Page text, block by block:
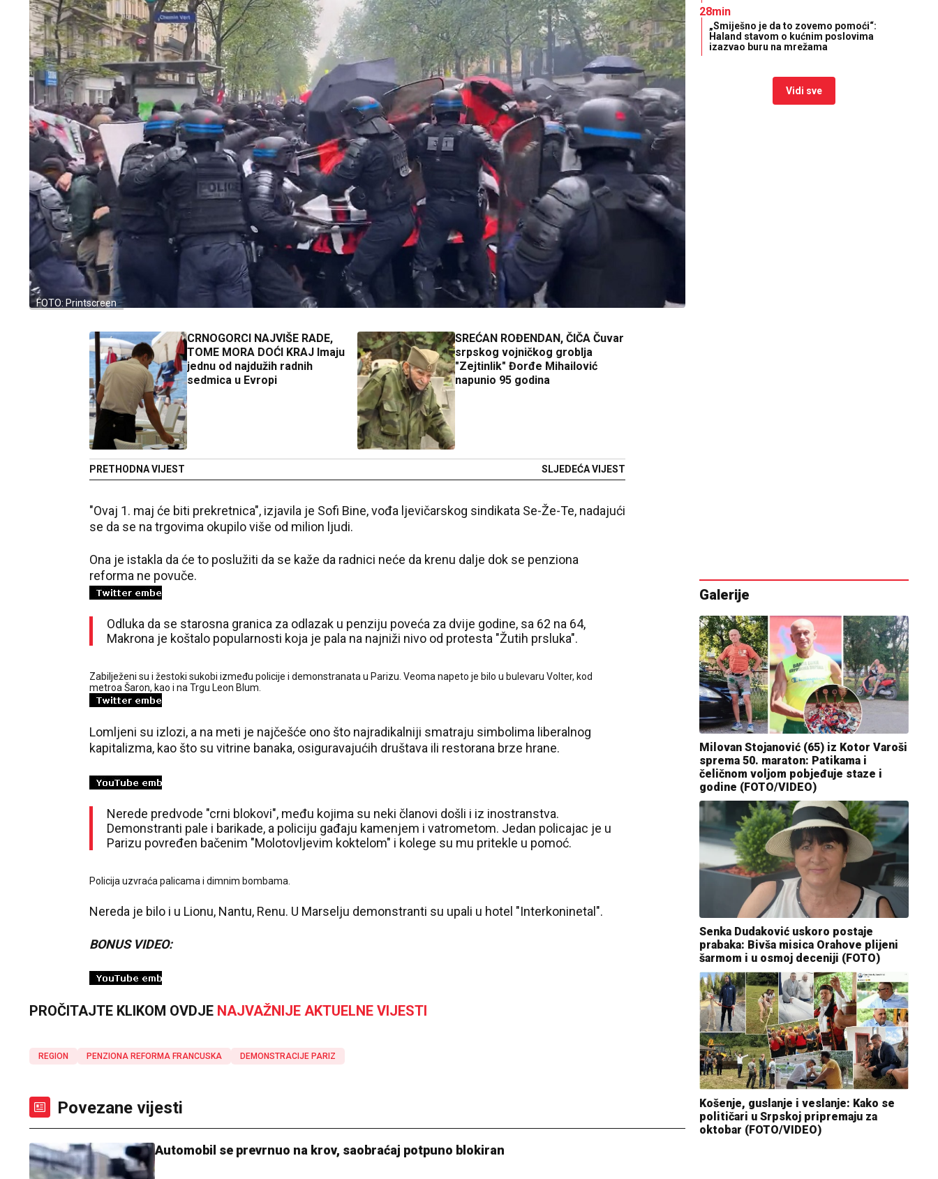
FOTO: Printscreen
CRNOGORCI NAJVIŠE RADE,
TOME MORA DOĆI KRAJ Imaju
jednu od najdužih radnih
sedmica u Evropi
PRETHODNA VIJEST
SREĆAN ROĐENDAN, ČIČA Čuvar
srpskog vojničkog groblja
"Zejtinlik" Đorđe Mihailović
napunio 95 godina
SLJEDEĆA VIJEST
"Ovaj 1. maj će biti prekretnica", izjavila je Sofi Bine, vođa ljevičarskog sindikata Se-Že-Te, nadajući
se da se na trgovima okupilo više od milion ljudi.
Ona je istakla da će to poslužiti da se kaže da radnici neće da krenu dalje dok se penziona
reforma ne povuče.
Odluka da se starosna granica za odlazak u penziju poveća za dvije godine, sa 62 na 64,
Makrona je koštalo popularnosti koja je pala na najniži nivo od protesta "Žutih prsluka".
Zabilježeni su i žestoki sukobi između policije i demonstranata u Parizu. Veoma napeto je bilo u bulevaru Volter, kod
metroa Šaron, kao i na Trgu Leon Blum.
Lomljeni su izlozi, a na meti je najčešće ono što najradikalniji smatraju simbolima liberalnog
kapitalizma, kao što su vitrine banaka, osiguravajućih društava ili restorana brze hrane.
Nerede predvode "crni blokovi", među kojima su neki članovi došli i iz inostranstva.
Demonstranti pale i barikade, a policiju gađaju kamenjem i vatrometom. Jedan policajac je u
Parizu povređen bačenim "Molotovljevim koktelom" i kolege su mu pritekle u pomoć.
Policija uzvraća palicama i dimnim bombama.
Nereda je bilo i u Lionu, Nantu, Renu. U Marselju demonstranti su upali u hotel "Interkoninetal".
BONUS VIDEO:
PROČITAJTE KLIKOM OVDJE NAJVAŽNIJE AKTUELNE VIJESTI
REGION PENZIONA REFORMA FRANCUSKA DEMONSTRACIJE PARIZ
Povezane vijesti
Automobil se prevrnuo na krov, saobraćaj potpuno blokiran
28min
„Smiješno je da to zovemo pomoći“:
Haland stavom o kućnim poslovima
izazvao buru na mrežama
Vidi sve
Galerije
Milovan Stojanović (65) iz Kotor Varoši
sprema 50. maraton: Patikama i
čeličnom voljom pobjeđuje staze i
godine (FOTO/VIDEO)
Senka Dudaković uskoro postaje
prabaka: Bivša misica Orahove plijeni
šarmom i u osmoj deceniji (FOTO)
Košenje, guslanje i veslanje: Kako se
političari u Srpskoj pripremaju za
oktobar (FOTO/VIDEO)